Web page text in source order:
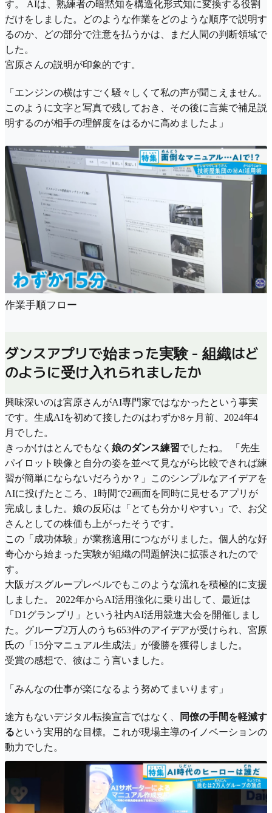
す。 AIは、熟練者の暗黙知を構造化形式知に変換する役割
だけをしました。どのような作業をどのような順序で説明す
るのか、どの部分で注意を払うかは、まだ人間の判断領域で
した。
宮原さんの説明が印象的です。
「エンジンの横はすごく騒々しくて私の声が聞こえません。
このように文字と写真で残しておき、その後に言葉で補足説
明するのが相手の理解度をはるかに高めましたよ」
作業手順フロー
ダンスアプリで始まった実験 - 組織はど
のように受け入れられましたか
興味深いのは宮原さんがAI専門家ではなかったという事実
です。生成AIを初めて接したのはわずか8ヶ月前、2024年4
月でした。
きっかけはとんでもなく 娘のダンス練習でしたね。 「先生
パイロット映像と自分の姿を並べて見ながら比較できれば練
習が簡単にならないだろうか？」このシンプルなアイデアを
AIに投げたところ、1時間で2画面を同時に見せるアプリが
完成しました。娘の反応は「とても分かりやすい」で、お父
さんとしての株価も上がったそうです。
この「成功体験」が業務適用につながりました。個人的な好
奇心から始まった実験が組織の問題解決に拡張されたので
す。
大阪ガスグループレベルでもこの​​ような流れを積極的に支援
しました。 2022年からAI活用強化に乗り出して、最近は
「D1グランプリ」という社内AI活用競進大会を開催しまし
た。グループ2万人のうち653件のアイデアが受けられ、宮原
氏の「15分マニュアル生成法」が優勝を獲得しました。
受賞の感想で、彼はこう言いました。
「みんなの仕事が楽になるよう努めてまいります」
途方もないデジタル転換宣言ではなく、
同僚の手間を軽減す
るという実用的な目標。これが現場主導のイノベーションの
動力でした。